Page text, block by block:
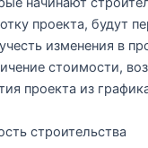
проекта, будут
изменения в
стоимости,
проекта из
строительства